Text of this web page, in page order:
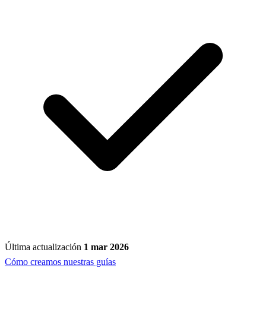
Última actualización 1 mar 2026
Cómo creamos nuestras guías